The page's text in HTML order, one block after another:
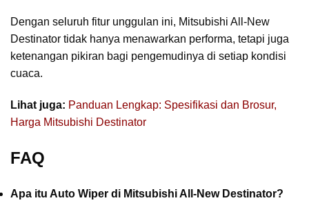
Dengan seluruh fitur unggulan ini, Mitsubishi All-New
Destinator tidak hanya menawarkan performa, tetapi juga
ketenangan pikiran bagi pengemudinya di setiap kondisi
cuaca.
Lihat juga: Panduan Lengkap: Spesifikasi dan Brosur,
Harga Mitsubishi Destinator
FAQ
Apa itu Auto Wiper di Mitsubishi All-New Destinator?